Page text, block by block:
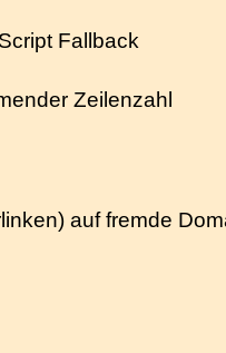
Fallback
Zeilenzahl
auf fremde